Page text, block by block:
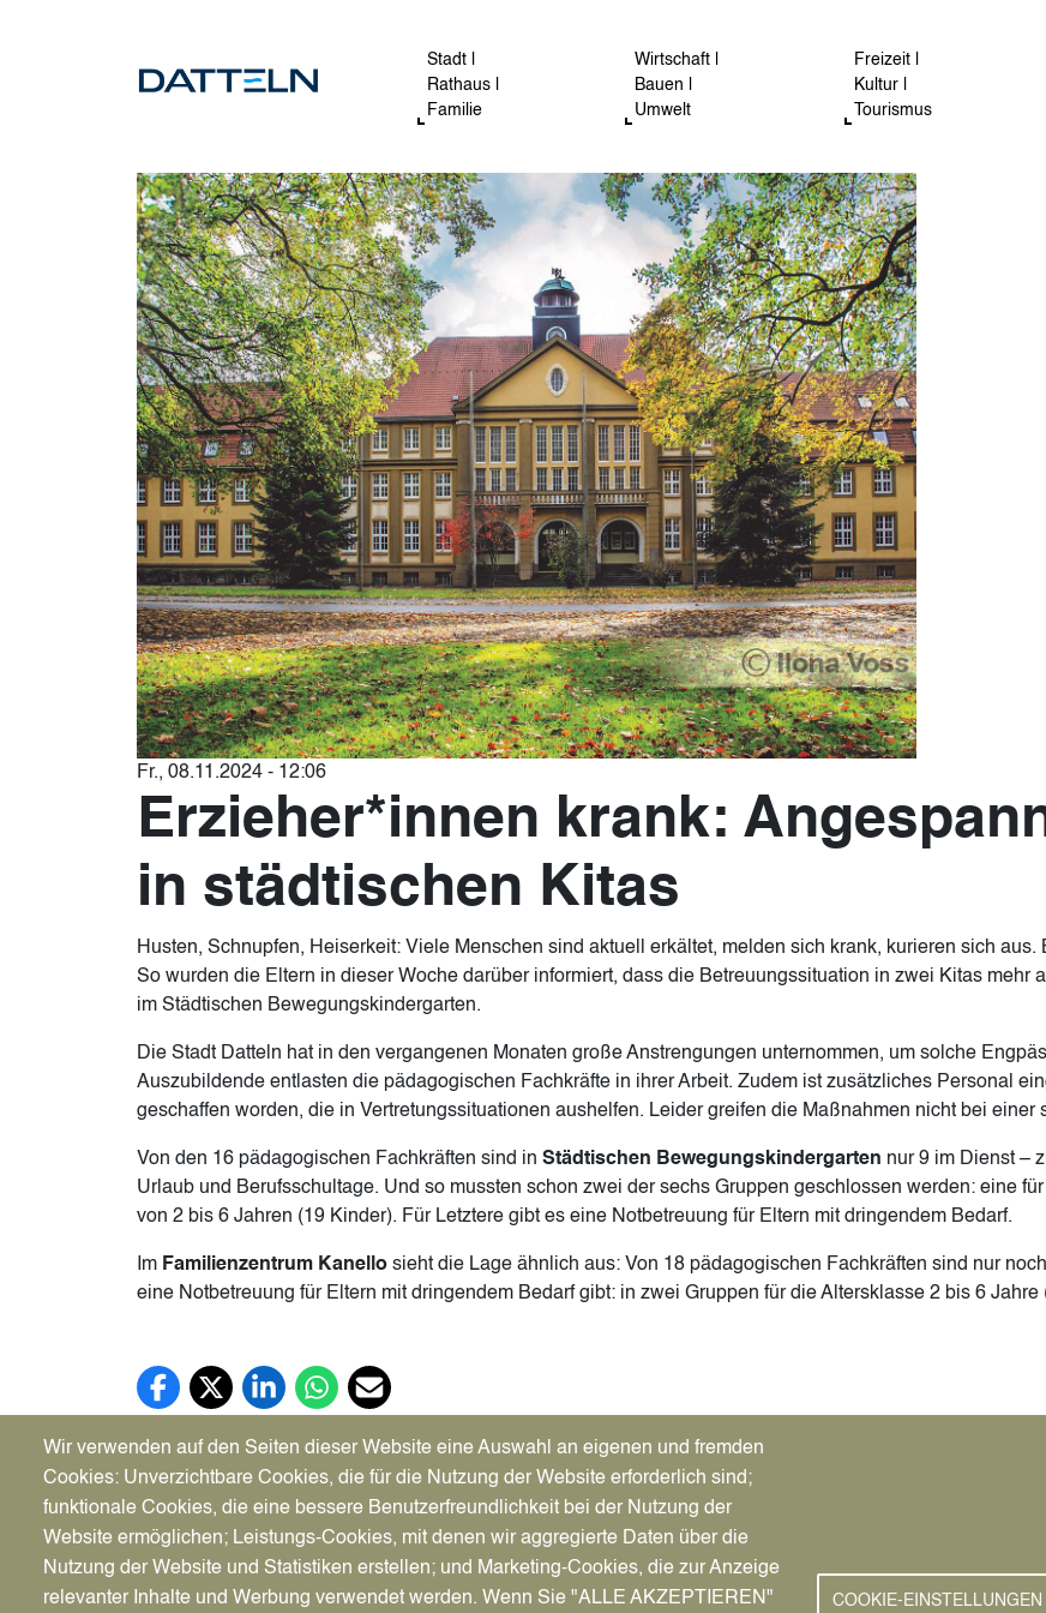
Stadt |
Rathaus |
Familie
Wirtschaft |
Bauen |
Umwelt
Freizeit |
Kultur |
Tourismus
Fr., 08.11.2024 - 12:06
Erzieher*innen krank:
in städtischen Kitas
Husten, Schnupfen, Heiserkeit: Viele Menschen sind aktuell erkältet, melden sich krank, kurieren sich
So wurden die Eltern in dieser Woche darüber informiert, dass die Betreuungssituation in zwei Kitas mehr
im Städtischen Bewegungskindergarten.
Die Stadt Datteln hat in den vergangenen Monaten große Anstrengungen unternommen, um solche
Auszubildende entlasten die pädagogischen Fachkräfte in ihrer Arbeit. Zudem ist zusätzliches Personal
geschaffen worden, die in Vertretungssituationen aushelfen. Leider greifen die Maßnahmen nicht bei
Von den 16 pädagogischen Fachkräften sind in Städtischen Bewegungskindergarten nur 9 im Dienst –
Urlaub und Berufsschultage. Und so mussten schon zwei der sechs Gruppen geschlossen werden: eine
von 2 bis 6 Jahren (19 Kinder). Für Letztere gibt es eine Notbetreuung für Eltern mit dringendem Bedarf.
Im Familienzentrum Kanello sieht die Lage ähnlich aus: Von 18 pädagogischen Fachkräften sind nur
eine Notbetreuung für Eltern mit dringendem Bedarf gibt: in zwei Gruppen für die Altersklasse 2 bis 6 Jahre
Facebook (öffnet in neuem Tab)
X (öffnet in neuem Tab)
LinkedIn (öffnet in neuem Tab)
WhatsApp (öffnet in neuem Tab)
E-Mail (öffnet in neuem Tab)
Wir verwenden auf den Seiten dieser Website eine Auswahl an eigenen und fremden
Cookies: Unverzichtbare Cookies, die für die Nutzung der Website erforderlich sind;
funktionale Cookies, die eine bessere Benutzerfreundlichkeit bei der Nutzung der
Website ermöglichen; Leistungs-Cookies, mit denen wir aggregierte Daten über die
Nutzung der Website und Statistiken erstellen; und Marketing-Cookies, die zur Anzeige
relevanter Inhalte und Werbung verwendet werden. Wenn Sie "ALLE AKZEPTIEREN"
COOKIE-EINSTELLUNGEN